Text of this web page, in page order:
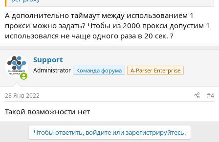
А дополнительно таймаут между использованием 1
прокси можно задать? Чтобы из 2000 прокси допустим 1
использовался не чаще одного раза в 20 сек. ?
Support
Administrator Команда форума A-Parser Enterprise
28 Янв 2022 #4
Такой возможности нет
Чтобы ответить, войдите или зарегистрируйтесь.